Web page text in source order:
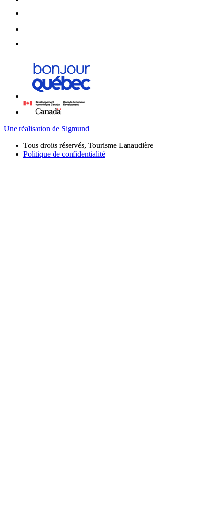
Une réalisation de Sigmund
Tous droits réservés, Tourisme Lanaudière
Politique de confidentialité